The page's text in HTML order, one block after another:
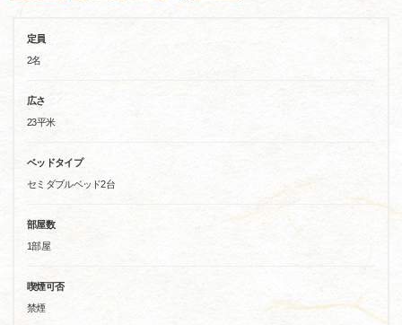
定員
2名
広さ
23平米
ベッドタイプ
セミダブルベッド2台
部屋数
1部屋
喫煙可否
禁煙